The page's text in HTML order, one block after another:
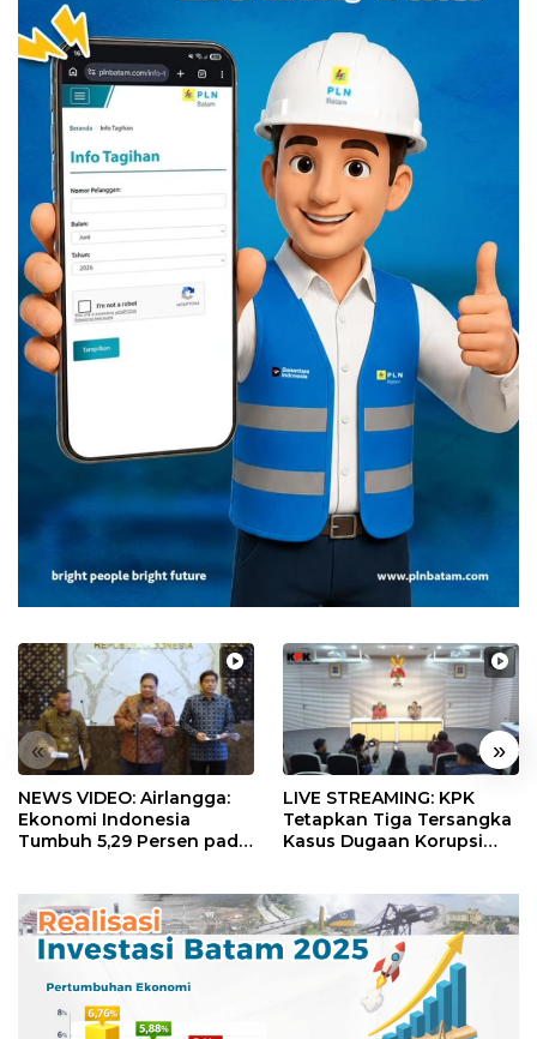
« »
NEWS VIDEO: Airlangga:
Ekonomi Indonesia
Tumbuh 5,29 Persen pada
LIVE STREAMING: KPK
Tetapkan Tiga Tersangka
Kasus Dugaan Korupsi